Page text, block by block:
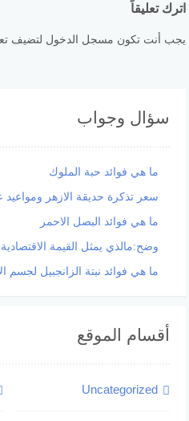
اترك تعليقاً
يجب أنت تكون مسجل الدخول لتضيف
سؤال وجواب
ما هي فوائد حبة الملوك
سعر تذكرة حديقة الازهر ومواعيد
ما هي فوائد البصل الاحمر
وضح:مالذي يمثل القيمة
ما هي فوائد نبتة الزانجبيل لجسم
أقسام الموقع
Uncategorized